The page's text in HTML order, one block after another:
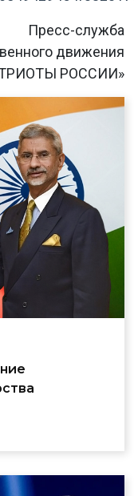
Пресс-служба
движения
РОССИИ»